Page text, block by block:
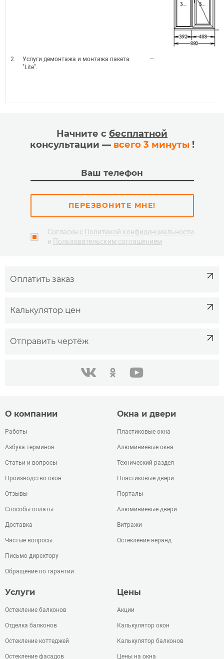
2.
Услуги демонтажа и монтажа пакета
"Lite".
—
Начните с бесплатной
консультации — всего 3 минуты!
ПЕРЕЗВОНИТЕ МНЕ!
Согласен с Политикой конфиденциальности
и Пользовательским соглашением
Оплатить заказ
Калькулятор цен
Отправить чертёж
в контакте одноклассники youtube
О компании
Работы
Азбука терминов
Статьи и вопросы
Производство окон
Отзывы
Способы оплаты
Доставка
Частые вопросы
Письмо директору
Обращение по гарантии
Окна и двери
Пластиковые окна
Алюминиевые окна
Технический раздел
Пластиковые двери
Порталы
Алюминиевые двери
Витражи
Остекление веранд
Услуги
Остекление балконов
Отделка балконов
Остекление коттеджей
Остекление фасадов
Цены
Акции
Калькулятор окон
Калькулятор балконов
Цены на окна